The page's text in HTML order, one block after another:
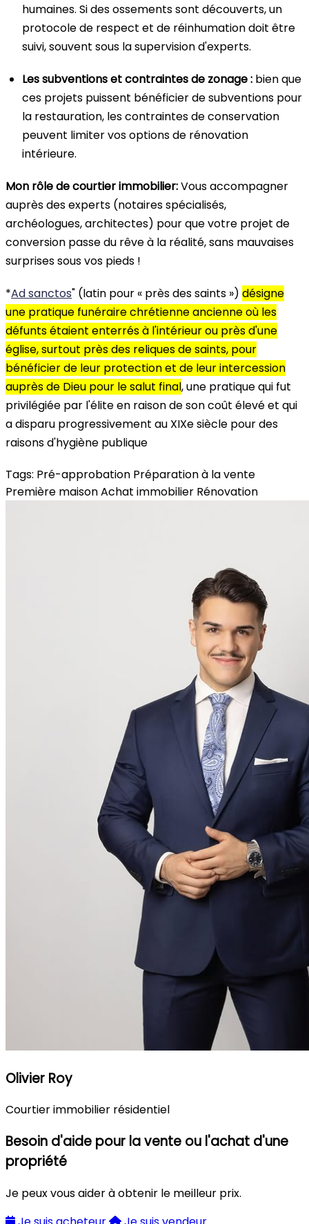
humaines. Si des ossements sont découverts, un
protocole de respect et de réinhumation doit être
suivi, souvent sous la supervision d'experts.
Les subventions et contraintes de zonage : bien que
ces projets puissent bénéficier de subventions pour
la restauration, les contraintes de conservation
peuvent limiter vos options de rénovation
intérieure.
Mon rôle de courtier immobilier:Vous accompagner
auprès des experts (notaires spécialisés,
archéologues, architectes) pour que votre projet de
conversion passe du rêve à la réalité, sans mauvaises
surprises sous vos pieds !
*Ad sanctos" (latin pour « près des saints ») désigne
une pratique funéraire chrétienne ancienne où les
défunts étaient enterrés à l'intérieur ou près d'une
église, surtout près des reliques de saints, pour
bénéficier de leur protection et de leur intercession
auprès de Dieu pour le salut final, une pratique qui fut
privilégiée par l'élite en raison de son coût élevé et qui
a disparu progressivement au XIXe siècle pour des
raisons d'hygiène publique
Tags: Pré-approbation Préparation à la vente
Première maisonAchat immobilier Rénovation
Olivier Roy
Courtier immobilier résidentiel
Besoin d'aide pour la vente ou l'achat d'une
propriété
Je peux vous aider à obtenir le meilleur prix.